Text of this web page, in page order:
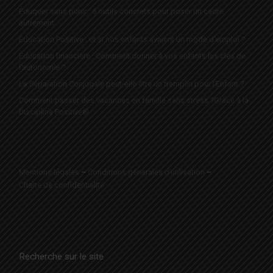
Éduquer sans punir : 5 outils concrets pour poser un cadre
autrement
Éducation Positive : et si nos enfants avaient un mode d’emploi ?
Éducation financière : Comment donner à vos enfants les clés de
l’autonomie ?
La Séparation Conjugale peut-elle être un tremplin pour l’Enfant ?
Comment passer des vacances en famille sans stress ?Grâce à la
Discipline Positive®
Mentions légales – Conditions générales d’utilisation –
Charte de confidentialité
Recherche sur le site